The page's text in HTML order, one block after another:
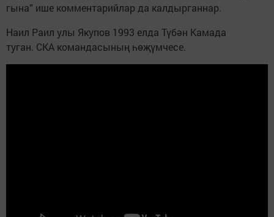
гына” ише комментарийлар да калдырганнар.
Наил Раил улы Якупов 1993 елда Түбән Камада
туган. СКА командасының һөҗүмчесе.